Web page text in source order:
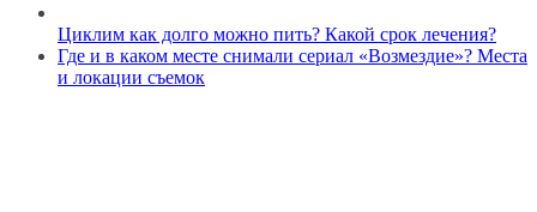
Циклим как долго можно пить? Какой срок лечения?
Где и в каком месте снимали сериал «Возмездие­»? Места
и локации съемок